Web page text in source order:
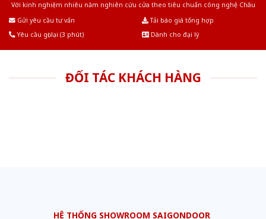
Với kinh nghiệm nhiêu năm nghiên cứu cửa theo tiêu chuẩn công nghệ Châu
Gửi yêu cầu tư vấn
Tải báo giá tổng hợp
Yêu cầu gọi lại (3 phút)
Dành cho đại lý
ĐỐI TÁC KHÁCH HÀNG
HỆ THỐNG SHOWROOM SAIGONDOOR